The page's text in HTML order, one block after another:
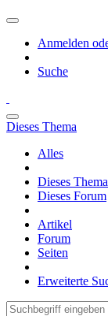
Anmelden
Suche
Dieses Thema
Alles
Dieses Thema
Dieses Forum
Artikel
Forum
Seiten
Erweiterte